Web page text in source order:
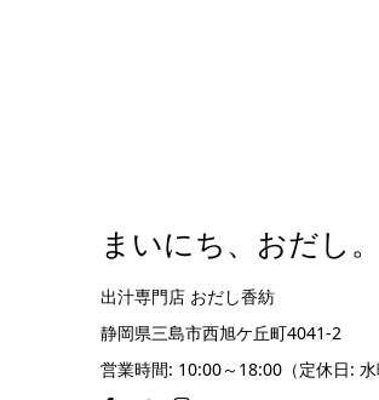
まいにち、おだし。
出汁専門店 おだし香紡
静岡県三島市西旭ケ丘町4041-2
営業時間: 10:00～18:00（定休日: 水